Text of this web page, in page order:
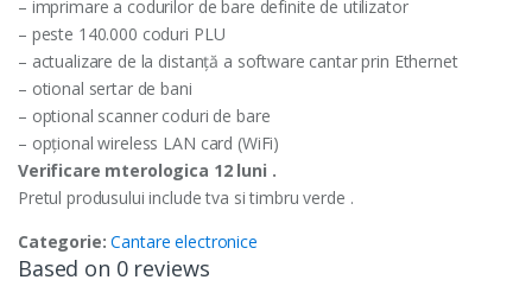
– imprimare a codurilor de bare definite de utilizator
– peste 140.000 coduri PLU
– actualizare de la distanță a software cantar prin Ethernet
– otional sertar de bani
– optional scanner coduri de bare
– opțional wireless LAN card (WiFi)
Verificare mterologica 12 luni .
Pretul produsului include tva si timbru verde .
Categorie:Cantare electronice
Based on 0 reviews